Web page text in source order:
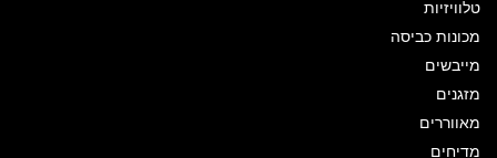
טלוויזיות
מכונות כביסה
מייבשים
מזגנים
מאווררים
מדיחים